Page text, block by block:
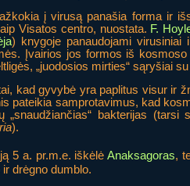
į virusą panašia forma ir
Visatos centro, nuostata. F.
) knygoje panaudojami virusiniai
Įvairios jos formos iš
„juodosios mirties“ sąryšiai
kad gyvybė yra paplitus visur ir
pateikia samprotavimus, kad
bakterijas
).
5 a. pr.m.e. iškėlėAnaksagoras,
drėgno dumblo.